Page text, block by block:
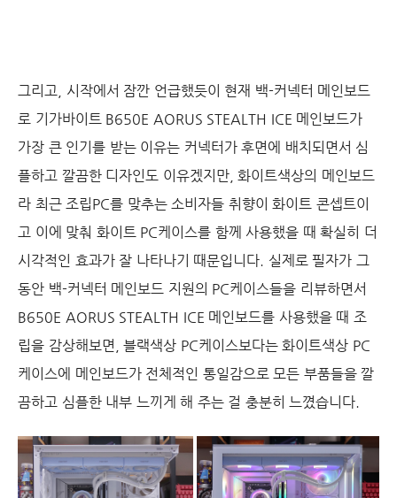
그리고, 시작에서 잠깐 언급했듯이 현재 백-커넥터 메인보드
로 기가바이트 B650E AORUS STEALTH ICE 메인보드가
가장 큰 인기를 받는 이유는 커넥터가 후면에 배치되면서 심
플하고 깔끔한 디자인도 이유겠지만, 화이트색상의 메인보드
라 최근 조립PC를 맞추는 소비자들 취향이 화이트 콘셉트이
고 이에 맞춰 화이트 PC케이스를 함께 사용했을 때 확실히 더
시각적인 효과가 잘 나타나기 때문입니다. 실제로 필자가 그
동안 백-커넥터 메인보드 지원의 PC케이스들을 리뷰하면서
B650E AORUS STEALTH ICE 메인보드를 사용했을 때 조
립을 감상해보면, 블랙색상 PC케이스보다는 화이트색상 PC
케이스에 메인보드가 전체적인 통일감으로 모든 부품들을 깔
끔하고 심플한 내부 느끼게 해 주는 걸 충분히 느꼈습니다.